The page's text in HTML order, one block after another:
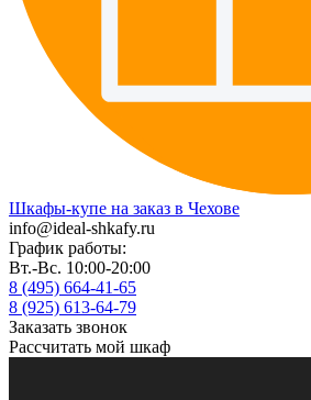
Шкафы-купе на заказ в Чехове
info@ideal-shkafy.ru
График работы:
Вт.-Вс. 10:00-20:00
8 (495) 664-41-65
8 (925) 613-64-79
Заказать звонок
Рассчитать мой шкаф